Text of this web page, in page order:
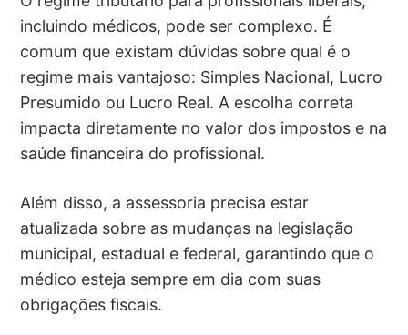
incluindo médicos, pode ser complexo. É
comum que existam dúvidas sobre qual é o
regime mais vantajoso: Simples Nacional, Lucro
Presumido ou Lucro Real. A escolha correta
impacta diretamente no valor dos impostos e na
saúde financeira do profissional.
Além disso, a assessoria precisa estar
atualizada sobre as mudanças na legislação
municipal, estadual e federal, garantindo que o
médico esteja sempre em dia com suas
obrigações fiscais.